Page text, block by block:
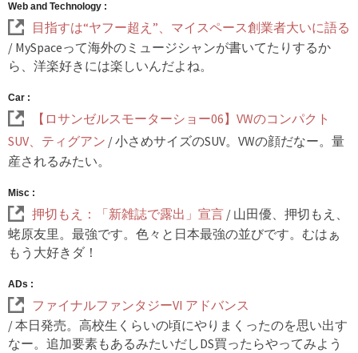
Web and Technology :
目指すは“ヤフー超え”、マイスペース創業者大いに語る
/ MySpaceって海外のミュージシャンが書いてたりするか
ら、洋楽好きには楽しいんだよね。
Car :
【ロサンゼルスモーターショー06】VWのコンパクト
SUV、ティグアン / 小さめサイズのSUV。VWの顔だなー。量
産されるみたい。
Misc :
押切もえ：「新雑誌で露出」宣言 / 山田優、押切もえ、
蛯原友里。最強です。色々と日本最強の並びです。むはぁ
もう大好きダ！
ADs :
ファイナルファンタジーVI アドバンス
/ 本日発売。高校生くらいの頃にやりまくったのを思い出す
なー。追加要素もあるみたいだしDS買ったらやってみよう